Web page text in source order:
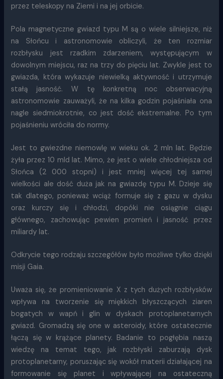
przez teleskopy na Ziemi i na jej orbicie.
Pola magnetyczne gwiazd typu M są o wiele silniejsze, niż
na Słońcu i astronomowie obliczyli, że ten rozmiar
rozbłysku jest rzadkim zdarzeniem, występującym w
dowolnym miejscu, raz na trzy do pięciu lat. Zwykle jest to
gwiazda, która wykazuje niewielką aktywność i utrzymuje
stałą jasność. W tę konkretną noc obserwacyjną
astronomowie zauważyli, że na kilka godzin pojaśniała ona
nagle siedmiokrotnie, co jest dość ekstremalne. Po tym
pojaśnieniu wróciła do normy.
Jest to gwiezdne niemowlę w wieku ok. 2 mln lat. Będzie
żyła przez 10 mld lat. Mimo, że jest o wiele chłodniejsza od
Słońca (2 000 stopni) i jest mniej więcej tej samej
wielkości ale dość duża jak na gwiazdę typu M. Dzieje się
tak dlatego, ponieważ wciąż formuje się z gazu w dysku
oraz kurczy się i chłodzi, dopóki nie osiągnie ciągu
głównego, zachowując pewien promień i jasność przez
miliardy lat.
Odkrycie tego rodzaju szczegółów było możliwe tylko dzięki
misji Gaia.
Uważa się, że promieniowanie X z tych dużych rozbłysków
wpływa na tworzenie się miękkich błyszczących ziaren
bogatych w wapń i glin w dyskach protoplanetarnych
gwiazd. Gromadzą się one w asteroidy, które ostatecznie
łączą się w krążące planety. Badanie to pogłębia naszą
wiedzę na temat tego, jak rozbłyski zaburzają dysk
protoplanetarny, poruszając się wokół materii działającej na
formowanie się planet i wpływającej na ostateczną